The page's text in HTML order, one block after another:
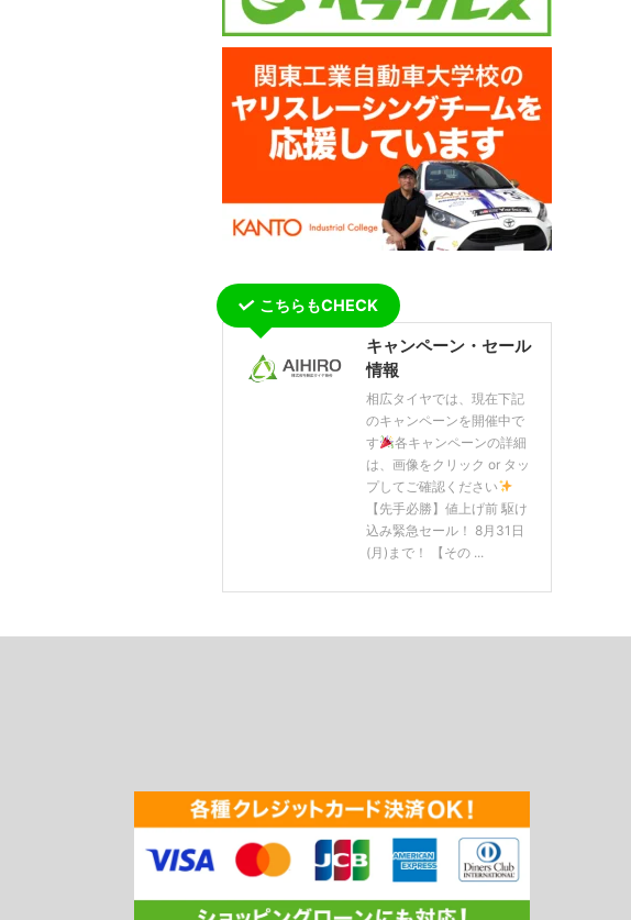
こちらもCHECK
キャンペーン・セール
情報
相広タイヤでは、現在下記
のキャンペーンを開催中で
す
各キャンペーンの詳細
は、画像をクリック or タッ
プしてご確認ください
【先手必勝】値上げ前 駆け
込み緊急セール！ 8月31日
(月)まで！ 【その ...